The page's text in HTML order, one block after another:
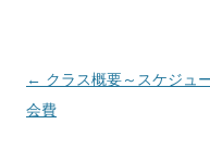
投稿ナビゲーション
← クラス概要～スケジュ
会費